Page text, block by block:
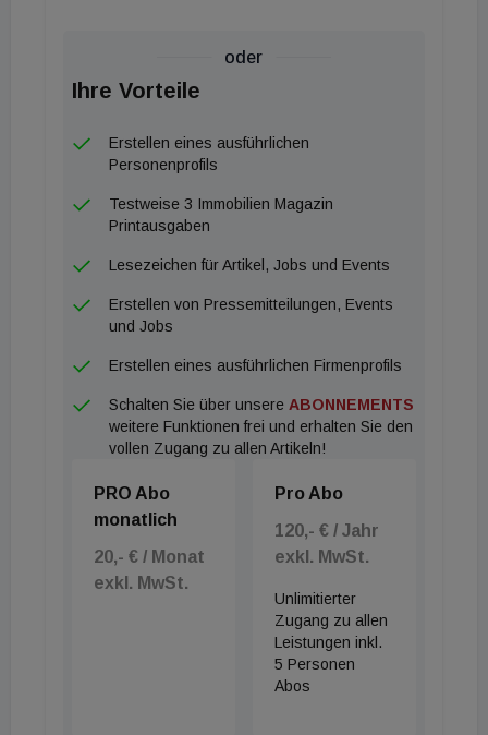
Bestandes weitgehend verhindert. Eine Reihe von
prämiierten Bauprojekten der letzten Jahre hätten
zukünftig keine Chance mehr auf Realisierung.
Der Schutz von Gründerzeithäusern sei durchaus
anzuerkennen. "Ob eine reine Erhaltungssanierung
in Zeiten der Klimakrise tatsächlich das einzig
das Objekt funktional verbessern, energetisch
heben, sind in einer Gesamtbetrachtung auch
Trakttiefenerweiterung, Aufstockung, Umbau, evt.
Teilabbruch oder gänzlicher Abbruch zu erwägen",
Prüfung der wirtschaftlichen Abbruchreife seien
zudem rechtlich schwammig formuliert. Dass das
öffentliche Interesse am Erhalt eines Gebäudes
primär am vorhandenen Stadtbild festgemacht
werde, eröffne viele Unabwägbarkeiten und kaum
objektivierbare Entscheidungen der Behörden.
Ein bislang in der Öffentlichkeit noch nicht weiter
oder
Ihre Vorteile
Erstellen eines ausführlichen
Personenprofils
Testweise 3 Immobilien Magazin
Printausgaben
Lesezeichen für Artikel, Jobs und Events
Erstellen von Pressemitteilungen, Events
und Jobs
Erstellen eines ausführlichen Firmenprofils
Schalten Sie über unsere ABONNEMENTS
weitere Funktionen frei und erhalten Sie den
vollen Zugang zu allen Artikeln!
PRO Abo
monatlich
20,- € / Monat
exkl. MwSt.
Pro Abo
120,- € / Jahr
exkl. MwSt.
Unlimitierter
Zugang zu allen
Leistungen inkl.
5 Personen
Abos